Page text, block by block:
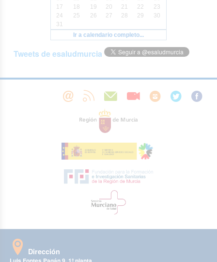
17
18 19 20 21 22
23
24
25 26 27 28 29
30
31
Ir a calendario completo...
Tweets de esaludmurcia
Dirección